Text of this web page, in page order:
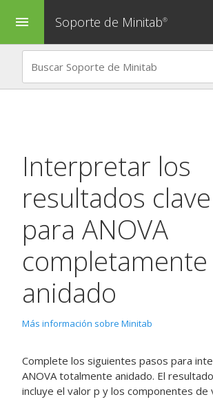
menu Soporte de Minitab®
Interpretar los
resultados clave
para ANOVA
completamente
anidado
Más información sobre Minitab
Complete los siguientes pasos para
ANOVA totalmente anidado. El
incluye el valor p y los componentes de